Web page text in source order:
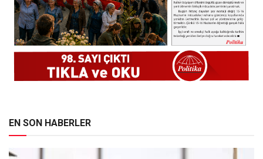
EN SON HABERLER